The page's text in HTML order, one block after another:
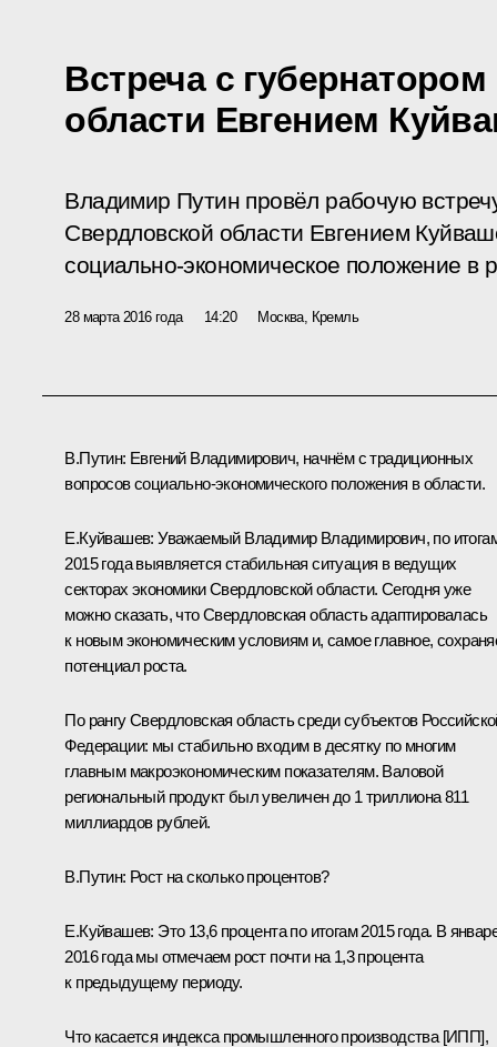
Встреча с
области Евгением
Владимир Путин провёл рабочую
Свердловской области Евгением
социально-экономическое положение в
28 марта 2016 года 14:20 Москва, Кремль
В.Путин: Евгений Владимирович, начнём с традиционных
вопросов социально-экономического положения в области.
Е.Куйвашев: Уважаемый Владимир Владимирович, по
2015 года выявляется стабильная ситуация в ведущих
секторах экономики Свердловской области. Сегодня уже
можно сказать, что Свердловская область адаптировалась
к новым экономическим условиям и, самое главное,
потенциал роста.
По рангу Свердловская область среди субъектов
Федерации: мы стабильно входим в десятку по многим
главным макроэкономическим показателям. Валовой
региональный продукт был увеличен до 1 триллиона 811
миллиардов рублей.
В.Путин: Рост на сколько процентов?
Е.Куйвашев: Это 13,6 процента по итогам 2015 года. В
2016 года мы отмечаем рост почти на 1,3 процента
к предыдущему периоду.
Что касается индекса промышленного производства [ИПП],